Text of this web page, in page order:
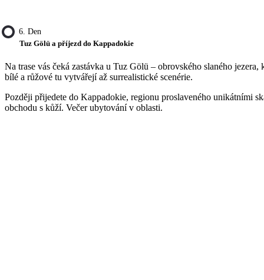
6. Den
Tuz Gölü a příjezd do Kappadokie
Na trase vás čeká zastávka u Tuz Gölü – obrovského slaného
bílé a růžové tu vytvářejí až surrealistické scenérie.
Později přijedete do Kappadokie, regionu proslaveného unikátními
obchodu s kůží. Večer ubytování v oblasti.